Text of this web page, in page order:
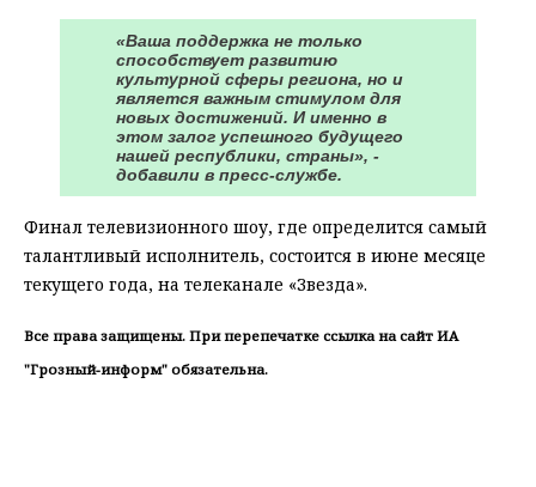
«Ваша поддержка не только
способствует развитию
культурной сферы региона, но и
является важным стимулом для
новых достижений. И именно в
этом залог успешного будущего
нашей республики, страны», -
добавили в пресс-службе.
Финал телевизионного шоу, где определится самый
талантливый исполнитель, состоится в июне месяце
текущего года, на телеканале «Звезда».
Все права защищены. При перепечатке ссылка на сайт ИА
"Грозный-информ" обязательна.